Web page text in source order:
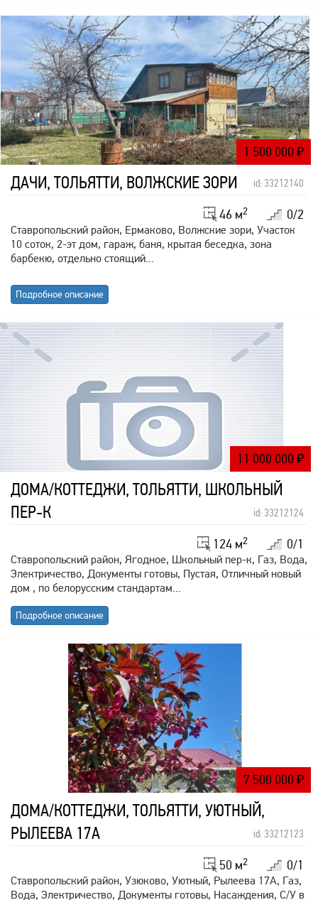
1 500 000 ₽
ДАЧИ, ТОЛЬЯТТИ, ВОЛЖСКИЕ ЗОРИ id: 33212140
0/2
46 м2
Ставропольский район, Ермаково, Волжские зори, Участок
10 соток, 2-эт дом, гараж, баня, крытая беседка, зона
барбекю, отдельно стоящий...
Подробное описание
11 000 000 ₽
ДОМА/КОТТЕДЖИ, ТОЛЬЯТТИ, ШКОЛЬНЫЙ
ПЕР-К
id: 33212124
0/1
124 м2
Ставропольский район, Ягодное, Школьный пер-к, Газ, Вода,
Электричество, Документы готовы, Пустая, Отличный новый
дом , по белорусским стандартам...
Подробное описание
7 500 000 ₽
ДОМА/КОТТЕДЖИ, ТОЛЬЯТТИ, УЮТНЫЙ,
РЫЛЕЕВА 17А
id: 33212123
0/1
50 м2
Ставропольский район, Узюково, Уютный, Рылеева 17А, Газ,
Вода, Электричество, Документы готовы, Насаждения, С/У в